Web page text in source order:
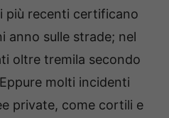
più recenti certificano
anno sulle strade; nel
oltre tremila secondo
molti incidenti
private, come cortili e